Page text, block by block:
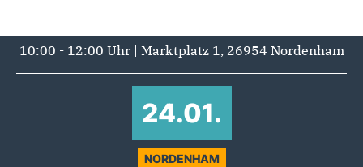
10:00 - 12:00 Uhr | Marktplatz 1, 26954 Nordenham
24.01.
NORDENHAM